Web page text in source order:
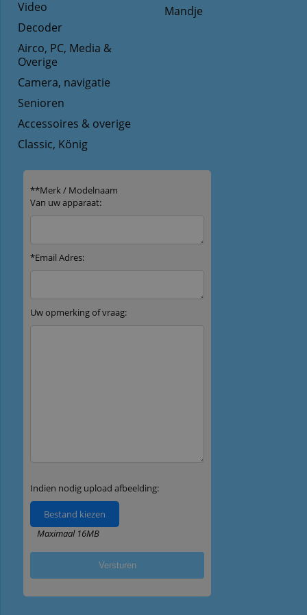
Mandje
Video
Decoder
Airco, PC, Media &
Overige
Camera, navigatie
Senioren
Accessoires & overige
Classic, König